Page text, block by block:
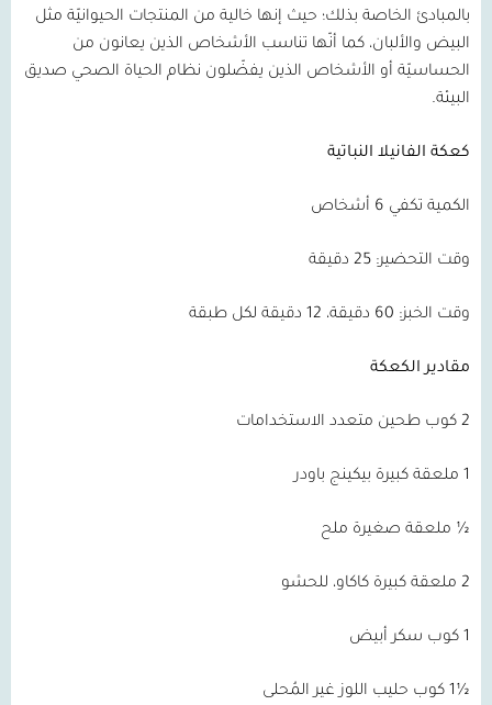
بالمبادئ الخاصة بذلك؛ حيث إنها خالية من المنتجات الحيوانيّة مثل
البيض والألبان، كما أنّها تناسب الأشخاص الذين يعانون من
الحساسيّة أو الأشخاص الذين يفضّلون نظام الحياة الصحي صديق
البيئة.
كعكة الفانيلا النباتية
الكمية تكفي 6 أشخاص
وقت التحضير: 25 دقيقة
وقت الخبز: 60 دقيقة، 12 دقيقة لكل طبقة
مقادير الكعكة
2 كوب طحين متعدد الاستخدامات
1 ملعقة كبيرة بيكينج باودر
½ ملعقة صغيرة ملح
2 ملعقة كبيرة كاكاو، للحشو
1 كوب سكر أبيض
½1 كوب حليب اللوز غير المُحلى